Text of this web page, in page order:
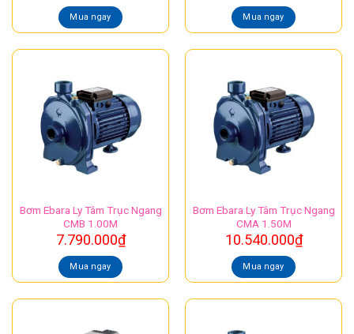
Mua ngay Mua ngay
Bơm Ebara Ly Tâm Trục Ngang
CMB 1.00M
7.790.000₫
Mua ngay
Bơm Ebara Ly Tâm Trục Ngang
CMA 1.50M
10.540.000₫
Mua ngay